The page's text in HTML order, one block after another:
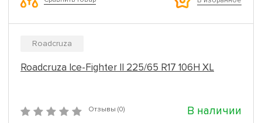
Roadcruza
Roadcruza Ice-Fighter II 225/65 R17 106H XL
Отзывы (0) В наличии